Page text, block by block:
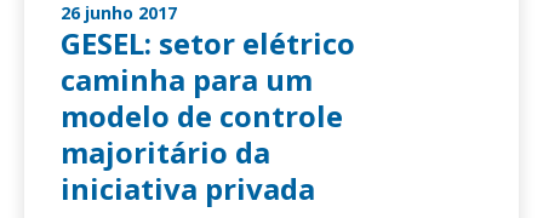
26 junho 2017
GESEL: setor elétrico
caminha para um
modelo de controle
majoritário da
iniciativa privada